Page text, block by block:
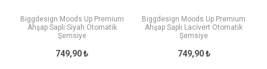
Biggdesign Moods Up Premium
Ahşap Saplı Siyah Otomatik
Şemsiye
749,90 ₺
Biggdesign Moods Up Premium
Ahşap Saplı Lacivert Otomatik
Şemsiye
749,90 ₺